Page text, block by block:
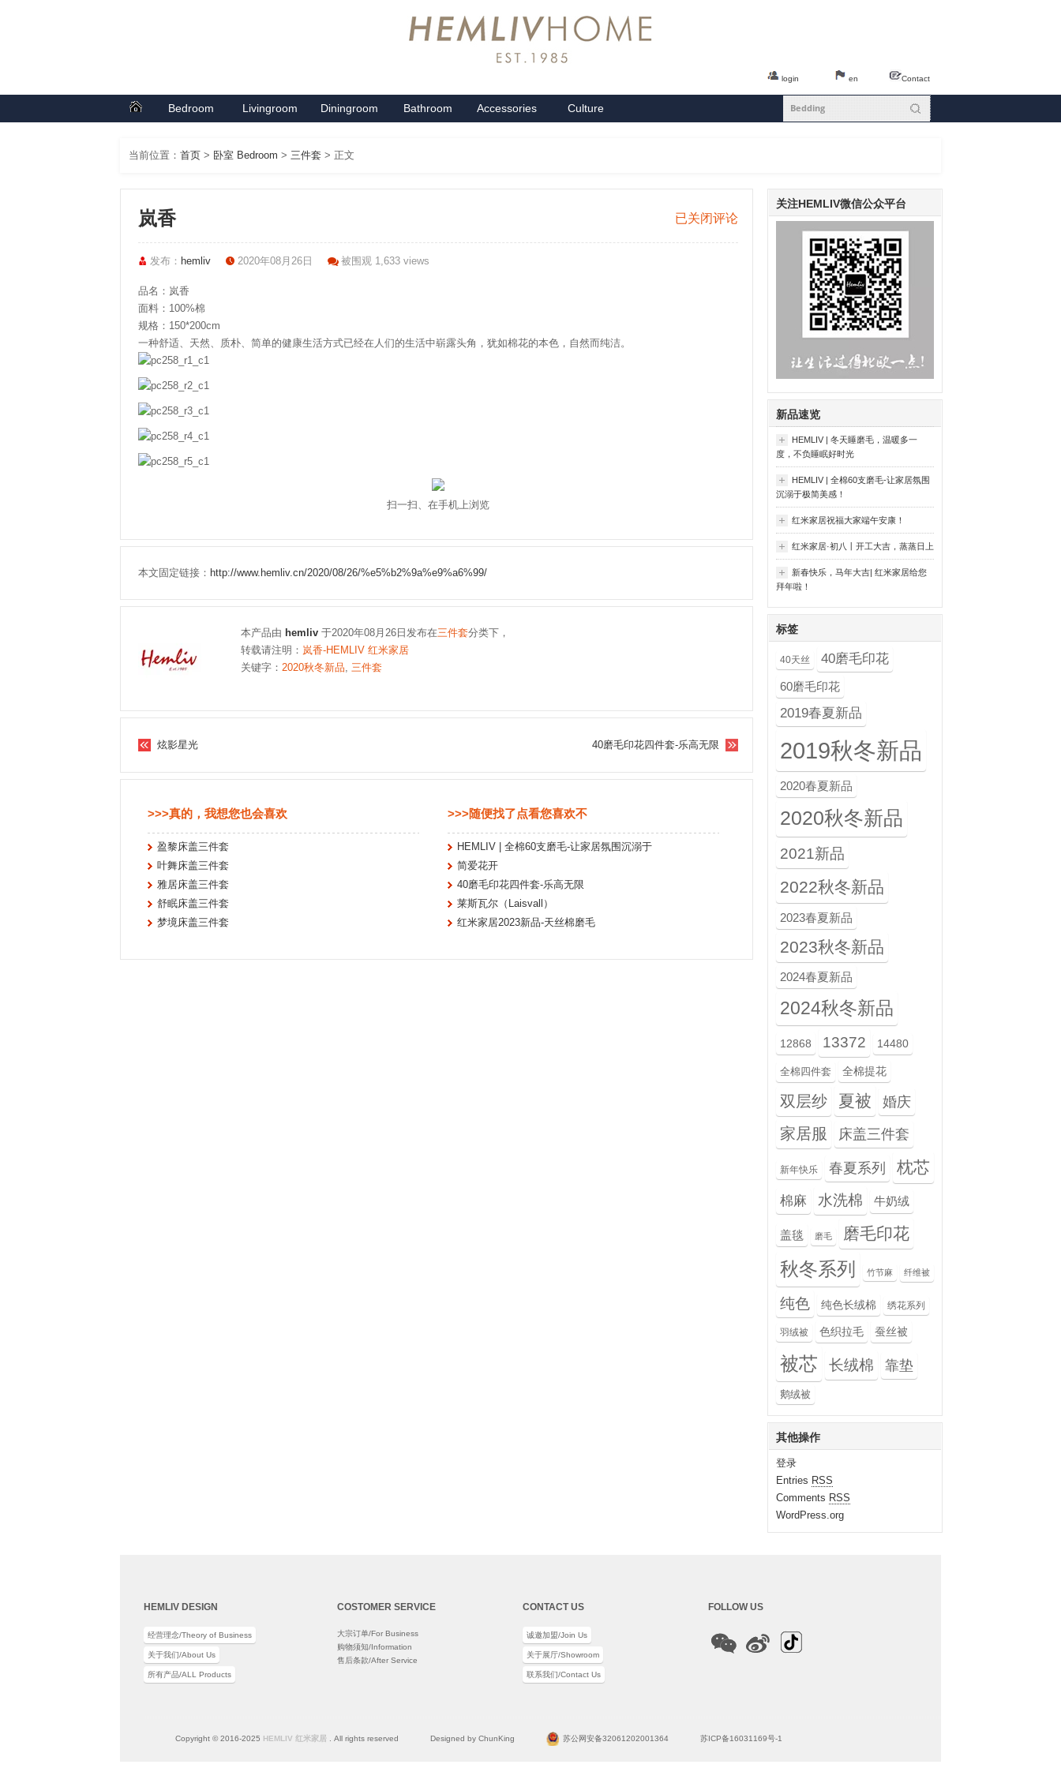
Contact
en
login
Bedroom Livingroom Diningroom Bathroom Accessories Culture
当前位置： 首页 > 卧室 Bedroom > 三件套 > 正文
岚
香
已关闭评论
岚香
发布： hemliv 2020年08月26日 被围观 1,633 views
品名：岚香
面料：100%棉
规格：150*200cm
一种舒适、天然、质朴、简单的健康生活方式已经在人们的生活中崭露头角，犹如棉花的本色，自然而纯洁。
扫一扫、在手机上浏览
本文固定链接： http://www.hemliv.cn/2020/08/26/%e5%b2%9a%e9%a6%99/
本产品由 hemliv 于2020年08月26日发布在三件套分类下，
转载请注明： 岚香-HEMLIV 红米家居
关键字： 2020秋冬新品, 三件套
炫影星光 40磨毛印花四件套-乐高无限
>>>真的，我想您也会喜欢
盈黎床盖三件套
叶舞床盖三件套
雅居床盖三件套
舒眠床盖三件套
梦境床盖三件套
>>>随便找了点看您喜欢不
HEMLIV | 全棉60支磨毛-让家居氛围沉溺于
简爱花开
40磨毛印花四件套-乐高无限
莱斯瓦尔（Laisvall）
红米家居2023新品-天丝棉磨毛
关注HEMLIV微信公众平台
新品速览
HEMLIV | 冬天睡磨毛，温暖多一
度，不负睡眠好时光
HEMLIV | 全棉60支磨毛-让家居氛围
沉溺于极简美感！
红米家居祝福大家端午安康！
红米家居·初八丨开工大吉，蒸蒸日上
新春快乐，马年大吉| 红米家居给您
拜年啦！
标签
40天丝 40磨毛印花
60磨毛印花
2019春夏新品
2019秋冬新品
2020春夏新品
2020秋冬新品
2021新品
2022秋冬新品
2023春夏新品
2023秋冬新品
2024春夏新品
2024秋冬新品
12868 13372 14480
全棉四件套 全棉提花
双层纱 夏被 婚庆
家居服 床盖三件套
新年快乐 春夏系列 枕芯
棉麻 水洗棉 牛奶绒
盖毯 磨毛 磨毛印花
秋冬系列 竹节麻 纤维被
纯色 纯色长绒棉 绣花系列
羽绒被 色织拉毛 蚕丝被
被芯 长绒棉 靠垫
鹅绒被
其他操作
登录
Entries RSS
Comments RSS
WordPress.org
HEMLIV DESIGN
经营理念/Theory of Business
关于我们/About Us
所有产品/ALL Products
COSTOMER SERVICE
大宗订单/For Business
购物须知/Information
售后条款/After Service
CONTACT US
诚邀加盟/Join Us
关于展厅/Showroom
联系我们/Contact Us
FOLLOW US
Copyright © 2016-2025 HEMLIV 红米家居 . All rights reserved Designed by ChunKing 苏公网安备32061202001364 苏ICP备16031169号-1